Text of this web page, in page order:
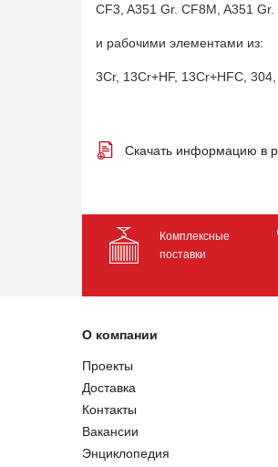
CF3, A351 Gr. CF8M, A351
и рабочими элементами из:
3Cr, 13Cr+HF, 13Cr+HFC,
Скачать информацию в
Комплексные
поставки
О компании
Проекты
Доставка
Контакты
Вакансии
Энциклопедия